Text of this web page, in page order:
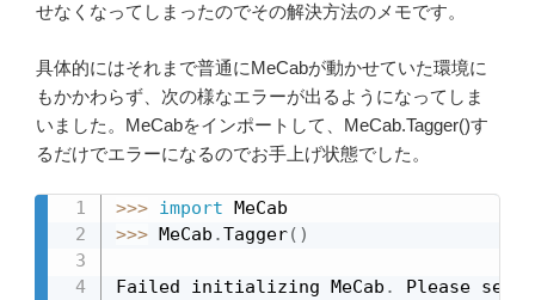
せなくなってしまったのでその解決方法のメモです。
具体的にはそれまで普通にMeCabが動かせていた環境に
もかかわらず、次の様なエラーが出るようになってしま
いました。MeCabをインポートして、MeCab.Tagger()す
るだけでエラーになるのでお手上げ状態でした。
>>> import
>>> MeCab .Tagger( )
Failed initializing MeCab . Please see